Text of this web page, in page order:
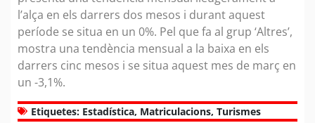
l’alça en els darrers dos mesos i durant aquest
període se situa en un 0%. Pel que fa al grup ‘Altres’,
mostra una tendència mensual a la baixa en els
darrers cinc mesos i se situa aquest mes de març en
un -3,1%.
Etiquetes: Estadística, Matriculacions, Turismes